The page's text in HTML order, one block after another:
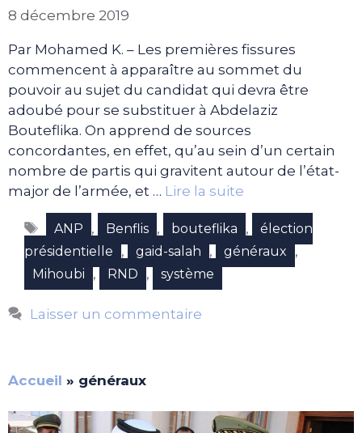
8 décembre 2019
Par Mohamed K. – Les premières fissures
commencent à apparaître au sommet du
pouvoir au sujet du candidat qui devra être
adoubé pour se substituer à Abdelaziz
Bouteflika. On apprend de sources
concordantes, en effet, qu’au sein d’un certain
nombre de partis qui gravitent autour de l’état-
major de l’armée, et … Lire la suite
Étiquettes
ANP , Benflis , bouteflika ,
élection
présidentielle
, gaid-salah , généraux ,
Mihoubi , RND , système
Laisser un commentaire
Accueil » généraux